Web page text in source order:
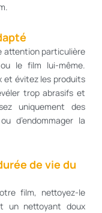
attention particulière
ou le film lui-même.
et évitez les produits
trop abrasifs et
uniquement des
d’endommager la
de vie du
film, nettoyez-le
un nettoyant doux